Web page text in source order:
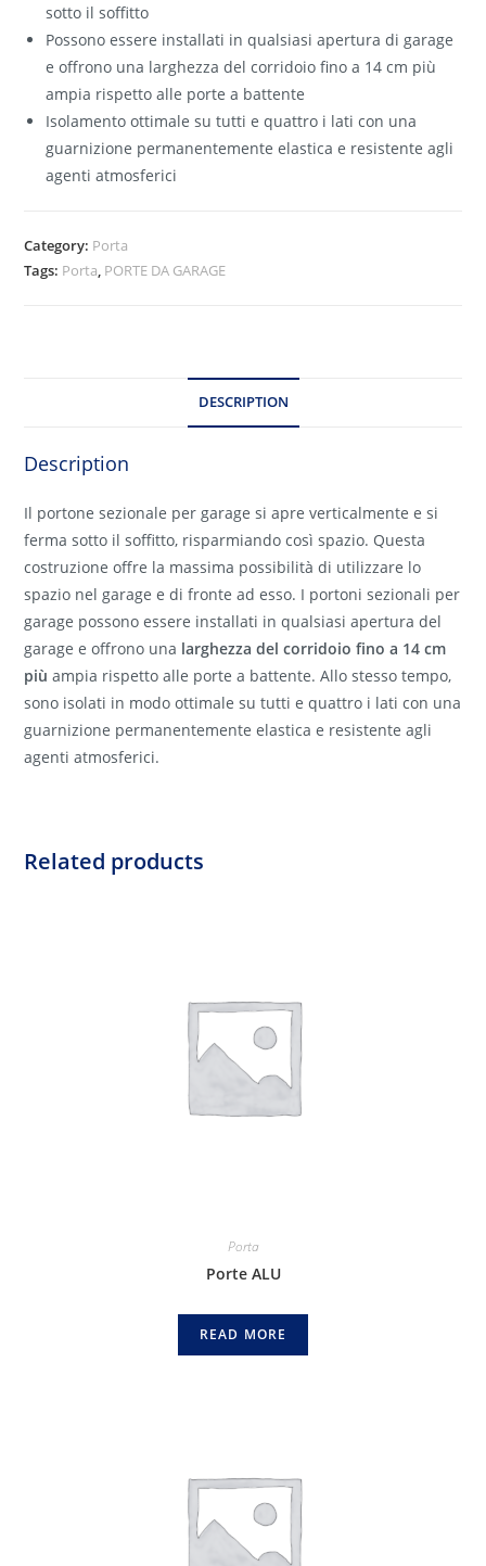
sotto il soffitto
Possono essere installati in qualsiasi apertura di garage
e offrono una larghezza del corridoio fino a 14 cm più
ampia rispetto alle porte a battente
Isolamento ottimale su tutti e quattro i lati con una
guarnizione permanentemente elastica e resistente agli
agenti atmosferici
Category: Porta
Tags: Porta, PORTE DA GARAGE
DESCRIPTION
Description
Il portone sezionale per garage si apre verticalmente e si
ferma sotto il soffitto, risparmiando così spazio. Questa
costruzione offre la massima possibilità di utilizzare lo
spazio nel garage e di fronte ad esso. I portoni sezionali per
garage possono essere installati in qualsiasi apertura del
garage e offrono una larghezza del corridoio fino a 14 cm
più ampia rispetto alle porte a battente. Allo stesso tempo,
sono isolati in modo ottimale su tutti e quattro i lati con una
guarnizione permanentemente elastica e resistente agli
agenti atmosferici.
Related products
Porta
Porte ALU
READ MORE